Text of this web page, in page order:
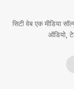
सिटी वेब एक मीडिया
ऑडियो,